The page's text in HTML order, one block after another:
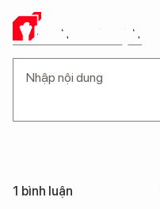
Ý KIẾN CỦA BẠN
1 bình luận